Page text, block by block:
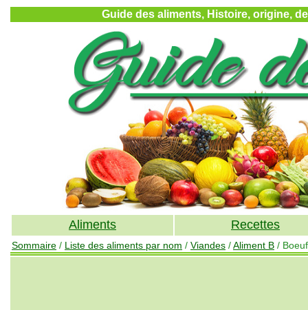
Guide des aliments, Histoire, origine,
Aliments Recettes
Sommaire / Liste des aliments par nom / Viandes /Aliment B / Boeuf